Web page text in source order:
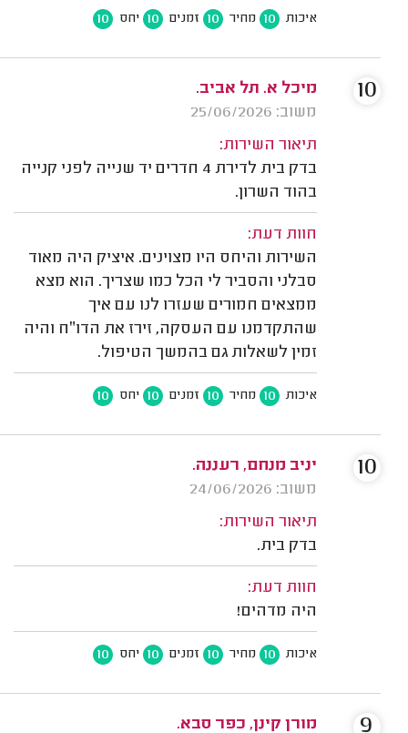
איכות 10 מחיר 10 זמנים 10 יחס 10
מיכל א. תל אביב.
משוב: 25/06/2026
תיאור השירות:
בדק בית לדירת 4 חדרים יד שנייה לפני קנייה
בהוד השרון.
חוות דעת:
השירות והיחס היו מצוינים. איציק היה מאוד
סבלני והסביר לי הכל כמו שצריך. הוא מצא
ממצאים חמורים שעזרו לנו עם איך
שהתקדמנו עם העסקה, זירז את הדו״ח והיה
זמין לשאלות גם בהמשך הטיפול.
איכות 10 מחיר 10 זמנים 10 יחס 10
10
יניב מנחם, רעננה.
משוב: 24/06/2026
תיאור השירות:
בדק בית.
חוות דעת:
היה מדהים!
איכות 10 מחיר 10 זמנים 10 יחס 10
10
מורן קינן, כפר סבא. 9